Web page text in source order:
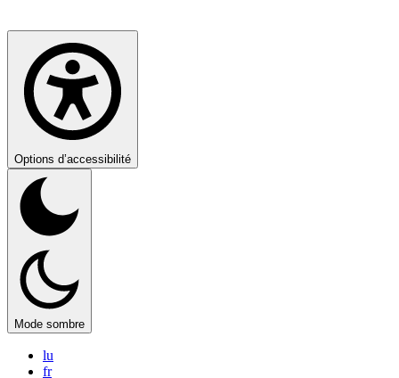
Options d’accessibilité
Mode sombre
lu
fr